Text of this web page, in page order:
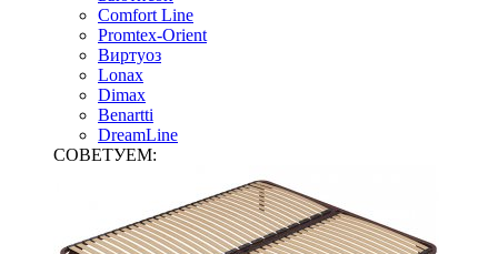
Comfort Line
Promtex-Orient
Виртуоз
Lonax
Dimax
Benartti
DreamLine
СОВЕТУЕМ: